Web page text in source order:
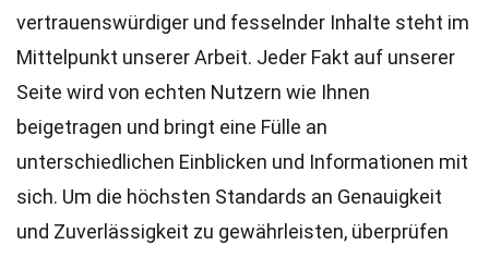
vertrauenswürdiger und fesselnder Inhalte steht im
Mittelpunkt unserer Arbeit. Jeder Fakt auf unserer
Seite wird von echten Nutzern wie Ihnen
beigetragen und bringt eine Fülle an
unterschiedlichen Einblicken und Informationen mit
sich. Um die höchsten Standards an Genauigkeit
und Zuverlässigkeit zu gewährleisten, überprüfen